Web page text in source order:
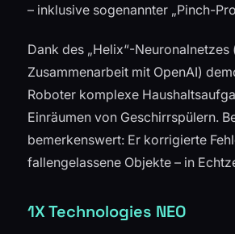
– inklusive sogenannter „Pinch-
Dank des „Helix“-Neuronalnetzes
Zusammenarbeit mit OpenAI)
Roboter komplexe
Einräumen von Geschirrspülern.
bemerkenswert: Er korrigierte
fallengelassene Objekte – in
1X Technologies NEO